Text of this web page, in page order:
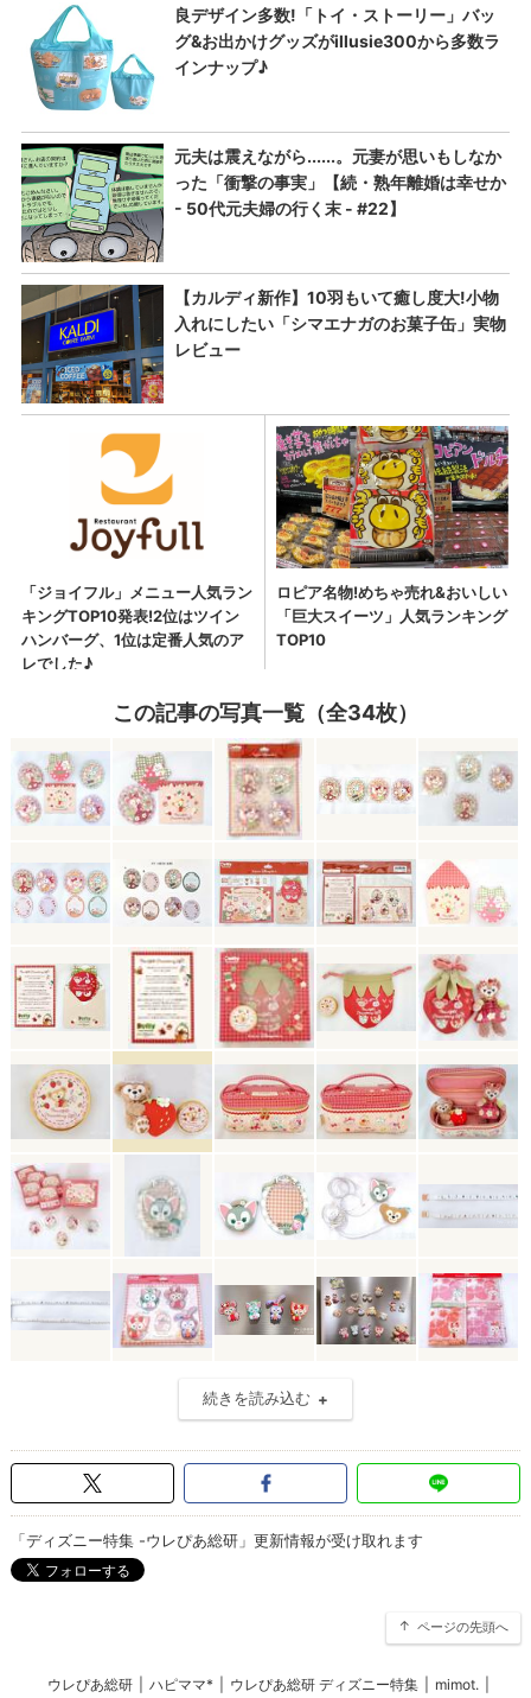
この記事の写真一覧（全34枚）
続きを読み込む
「ディズニー特集 -ウレぴあ総研」更新情報が受け取れます
ページの先頭へ
ウレぴあ総研 ハピママ* ウレぴあ総研 ディズニー特集 mimot.